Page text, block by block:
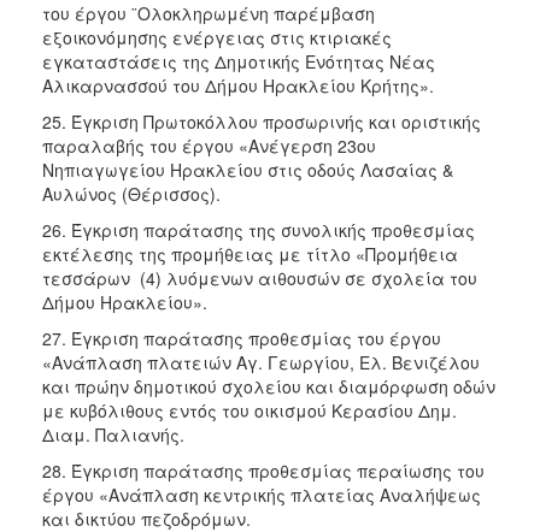
του έργου ¨Ολοκληρωμένη παρέμβαση
εξοικονόμησης ενέργειας στις κτιριακές
εγκαταστάσεις της Δημοτικής Ενότητας Νέας
Αλικαρνασσού του Δήμου Ηρακλείου Κρήτης».
25. Έγκριση Πρωτοκόλλου προσωρινής και οριστικής
παραλαβής του έργου «Ανέγερση 23ου
Νηπιαγωγείου Ηρακλείου στις οδούς Λασαίας &
Αυλώνος (Θέρισσος).
26. Έγκριση παράτασης της συνολικής προθεσμίας
εκτέλεσης της προμήθειας με τίτλο «Προμήθεια
τεσσάρων (4) λυόμενων αιθουσών σε σχολεία του
Δήμου Ηρακλείου».
27. Έγκριση παράτασης προθεσμίας του έργου
«Ανάπλαση πλατειών Αγ. Γεωργίου, Ελ. Βενιζέλου
και πρώην δημοτικού σχολείου και διαμόρφωση οδών
με κυβόλιθους εντός του οικισμού Κερασίου Δημ.
Διαμ. Παλιανής.
28. Έγκριση παράτασης προθεσμίας περαίωσης του
έργου «Ανάπλαση κεντρικής πλατείας Αναλήψεως
και δικτύου πεζοδρόμων.